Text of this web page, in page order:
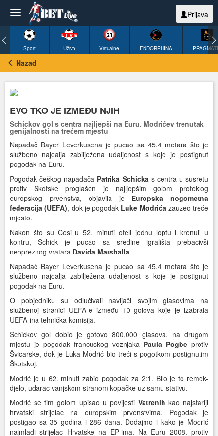
Prijava
Sport Uživo Virtualne ENDORPHINA
Nazad
EVO TKO JE IZMEĐU NJIH
Schickov gol s centra najljepši na Euru, Modrićev trenutak
genijalnosti na trećem mjestu
Napadač Bayer Leverkusena je pucao sa 45.4 metara što je
službeno najdalja zabilježena udaljenost s koje je postignut
pogodak na Euru.
Pogodak češkog napadača Patrika Schickas centra u susretu
protiv Škotske proglašen je najljepšim golom proteklog
europskog prvenstva, objavila je Europska nogometna
federacija (UEFA), dok je pogodak Luke Modrićazauzeo treće
mjesto.
Nakon što su Česi u 52. minuti oteli jednu loptu i krenuli u
kontru, Schick je pucao sa sredine igrališta prebacivši
neopreznog vratara Davida Marshalla.
Napadač Bayer Leverkusena je pucao sa 45.4 metara što je
službeno najdalja zabilježena udaljenost s koje je postignut
pogodak na Euru.
O pobjedniku su odlučivali navijači svojim glasovima na
službenoj stranici UEFA-e između 10 golova koje je izabrala
UEFA-ina tehnička komisija.
Schickov gol dobio je gotovo 800.000 glasova, na drugom
mjestu je pogodak francuskog veznjaka Paula Pogbeprotiv
Švicarske, dok je Luka Modrić bio treći s pogotkom postignutim
Škotskoj.
Modrić je u 62. minuti zabio pogodak za 2:1. Bilo je to remek-
djelo, udarac vanjskom stranom kopačke uz samu stativu.
Modrić se tim golom upisao u povijesti Vatrenih kao najstariji
hrvatski strijelac na europskim prvenstvima. Pogodak je
postigao sa 35 godina i 286 dana. Dodajmo i kako je Modrić
najmlađi strijelac Hrvatske na EP-ima. Na Euru 2008. protiv